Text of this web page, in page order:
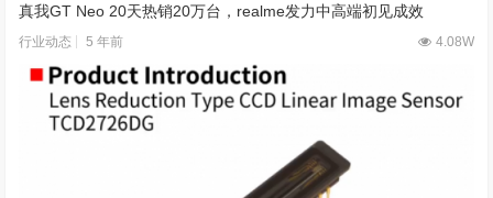
真我GT Neo 20天热销20万台，realme发力中高端初见成效
行业动态 5 年前 4.08W